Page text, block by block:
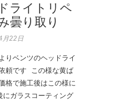
ライトリペ
曇り取り
月22日
頼です この様な黄ば
格で施工後はこの様に
ガラスコーティング